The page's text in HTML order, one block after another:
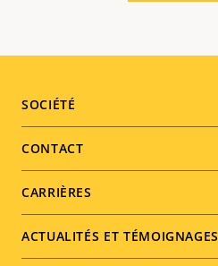
Footer
menu
SOCIÉTÉ
CONTACT
CARRIÈRES
ACTUALITÉS ET TÉMOIGNAGES